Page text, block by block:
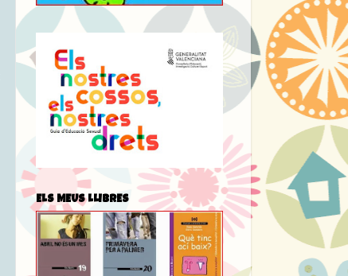
ELS MEUS LLIBRES